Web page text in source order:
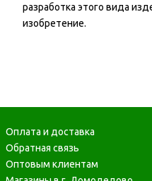
разработка этого вида
изобретение.
Оплата и доставка
Обратная связь
Оптовым клиентам